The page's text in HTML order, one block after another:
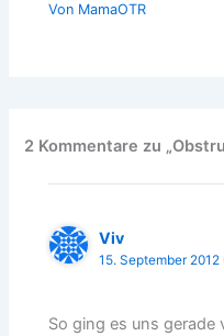
Von MamaOTR
2 Kommentare zu
Viv
15. September 2012
So ging es uns gerade